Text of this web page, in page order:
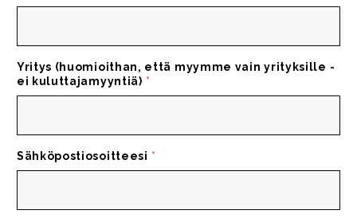
Yritys (huomioithan, että myymme vain yrityksille -
ei kuluttajamyyntiä) *
Sähköpostiosoitteesi *